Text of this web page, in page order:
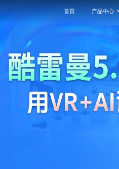
首页 产品中心